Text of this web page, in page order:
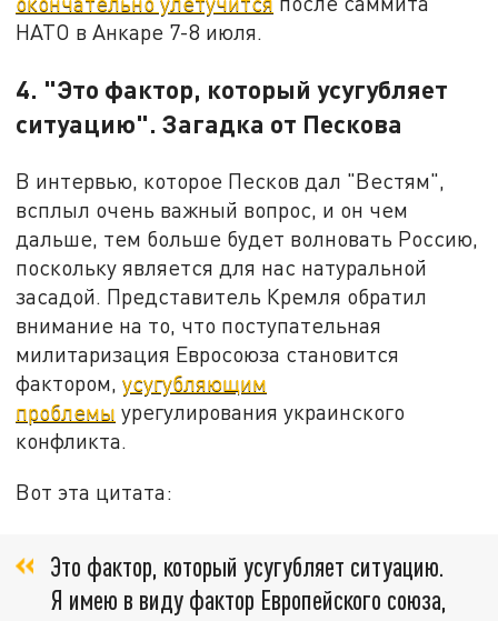
НАТО в Анкаре 7-8 июля.
4. "Это фактор, который усугубляет
ситуацию". Загадка от Пескова
В интервью, которое Песков дал "Вестям",
всплыл очень важный вопрос, и он чем
дальше, тем больше будет волновать Россию,
поскольку является для нас натуральной
засадой. Представитель Кремля обратил
внимание на то, что поступательная
милитаризация Евросоюза становится
фактором,усугубляющим
проблемы урегулирования украинского
конфликта.
Вот эта цитата:
Это фактор, который усугубляет ситуацию.
Я имею в виду фактор Европейского союза,